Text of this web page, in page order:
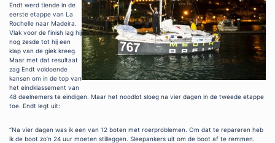
Endt werd tiende in de
eerste etappe van La
Rochelle naar Madeira.
Vlak voor de finish lag hij
nog zesde tot hij een
klap van de giek kreeg.
Maar met dat resultaat
zag Endt voldoende
kansen om in de top van
het eindklassement van
48 deelnemers te eindigen. Maar het noodlot sloeg na vier dagen in de tweede etappe
toe. Endt legt uit:
“Na vier dagen was ik een van 12 boten met roerproblemen. Om dat te repareren heb
ik de boot zo’n 24 uur moeten stilleggen. Sleepankers uit om de boot af te remmen.